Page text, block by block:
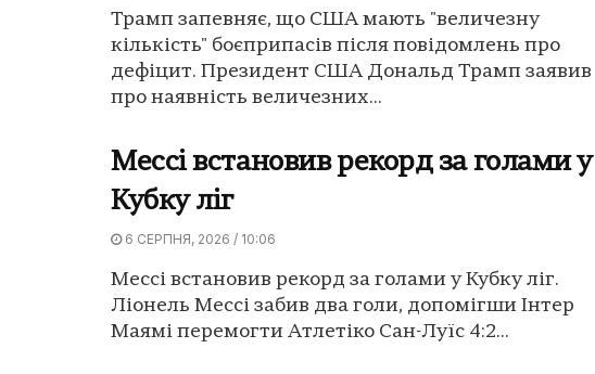
Трамп запевняє, що США мають "величезну
кількість" боєприпасів після повідомлень про
дефіцит. Президент США Дональд Трамп заявив
про наявність величезних...
Мессі встановив рекорд за голами у
Кубку ліг
6 СЕРПНЯ, 2026 / 10:06
Мессі встановив рекорд за голами у Кубку ліг.
Ліонель Мессі забив два голи, допомігши Інтер
Маямі перемогти Атлетіко Сан-Луїс 4:2...